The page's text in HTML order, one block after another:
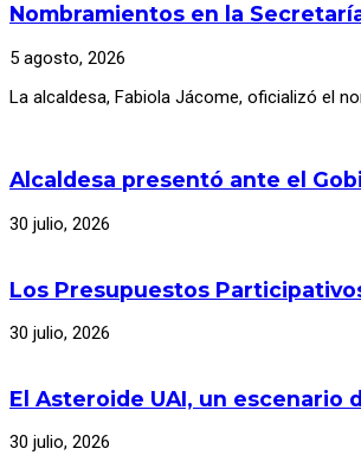
Nombramientos en la
5 agosto, 2026
La alcaldesa, Fabiola Jácome, oficializó el
Alcaldesa presentó ante el
30 julio, 2026
Los Presupuestos
30 julio, 2026
El Asteroide UAI, un escenario
30 julio, 2026